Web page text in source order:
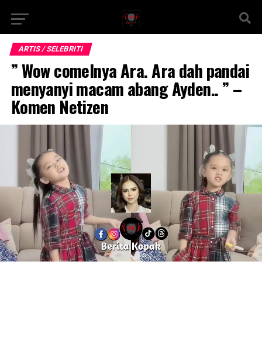
ARTIS / SELEBRITI
” Wow comelnya Ara. Ara dah pandai
menyanyi macam abang Ayden.. ” –
Komen Netizen